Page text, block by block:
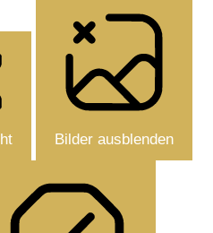
Bilder ausblenden